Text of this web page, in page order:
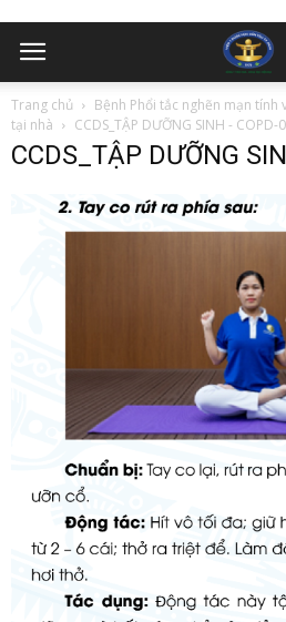
Trang chủ
Bệnh Phổi tắc nghẽn mạn
tại nhà
CCDS_TẬP DƯỠNG SINH - COPD-
CCDS_TẬP DƯỠNG